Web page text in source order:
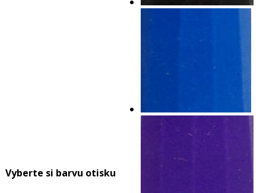
Vyberte si barvu otisku